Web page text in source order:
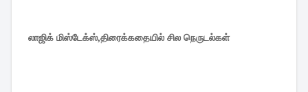
லாஜிக் மிஸ்டேக்ஸ்,திரைக்கதையில் சில நெருடல்கள்